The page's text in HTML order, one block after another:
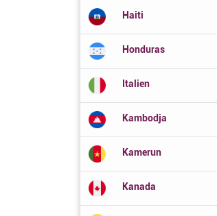
Haiti
Honduras
Italien
Kambodja
Kamerun
Kanada